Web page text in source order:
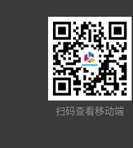
扫码查看移动端